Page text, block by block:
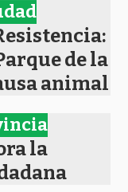
de la
animal
la